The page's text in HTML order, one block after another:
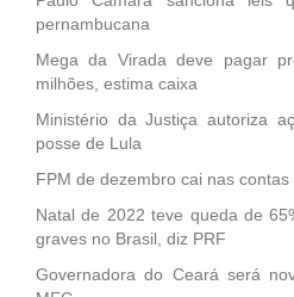
pernambucana
Mega da Virada deve pagar
milhões, estima caixa
Ministério da Justiça autoriza
posse de Lula
FPM de dezembro cai nas contas
Natal de 2022 teve queda de
graves no Brasil, diz PRF
Governadora do Ceará será